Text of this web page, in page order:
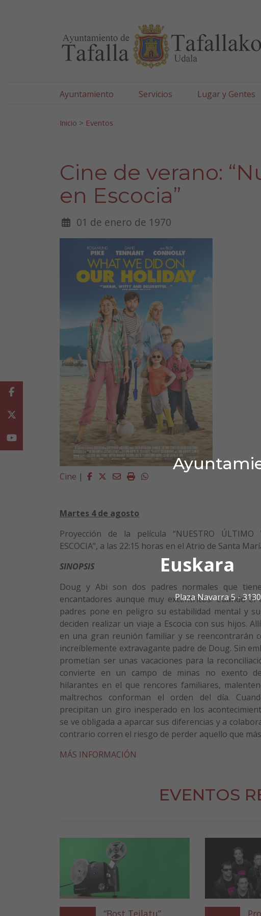
Euskara
Plaza Navarra 5 -
Ayuntamiento Servicios Lugar y Gentes
Inicio > Eventos
Cine de verano:
en Escocia”
01 de enero de 1970
Cine | Facebook
Twitter
EmailImprimirWhatsapp
Martes 4 de agosto
Proyección de la película “NUESTRO ÚLTIMO
ESCOCIA”, a las 22:15 horas en el Atrio de Santa
SINOPSIS
Doug y Abi son dos padres normales que
encantadores aunque muy excéntricos. Cuando el
padres pone en peligro su estabilidad mental y
deciden realizar un viaje a Escocia con sus hijos.
en una gran reunión familiar y se reencontrarán
increíblemente extravagante padre de Doug. Sin
prometían ser unas vacaciones para la
convierte en un campo de minas no exento
hilarantes en el que rencores familiares,
maltrechos conforman el orden del día.
precipitan un giro inesperado en los
se ve obligada a aparcar sus diferencias y a
contrario corren el riesgo de perder aquello que
MÁS INFORMACIÓN
EVENTOS
“Bost Teilatu”
Facebook
Youtube